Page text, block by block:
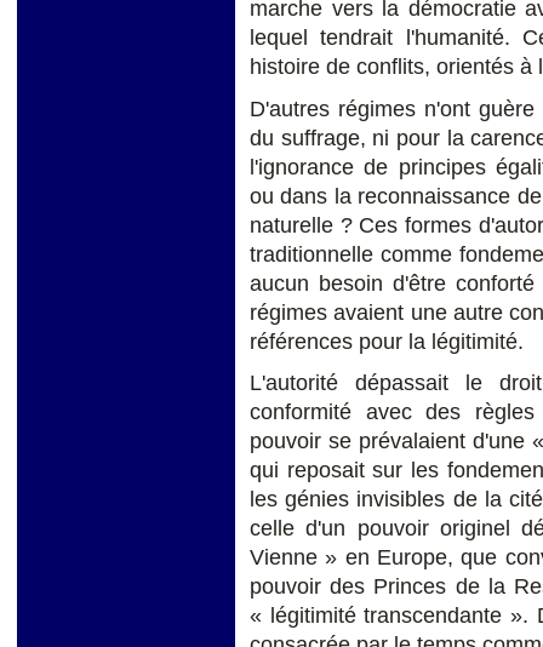
marche vers la démocratie
lequel tendrait l'humanité.
histoire de conflits, orientés
D'autres régimes n'ont
du suffrage, ni pour la
l'ignorance de principes
ou dans la reconnaissance
naturelle ? Ces formes
traditionnelle comme
aucun besoin d'être
régimes avaient une autre
références pour la légitimité.
L'autorité dépassait le
conformité avec des
pouvoir se prévalaient d'une
qui reposait sur les
les génies invisibles de la
celle d'un pouvoir originel
Vienne » en Europe, que
pouvoir des Princes de la
« légitimité transcendante ».